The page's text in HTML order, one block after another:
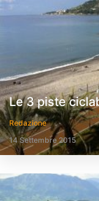
Le 3 piste
Redazione
14 Settembre 2015